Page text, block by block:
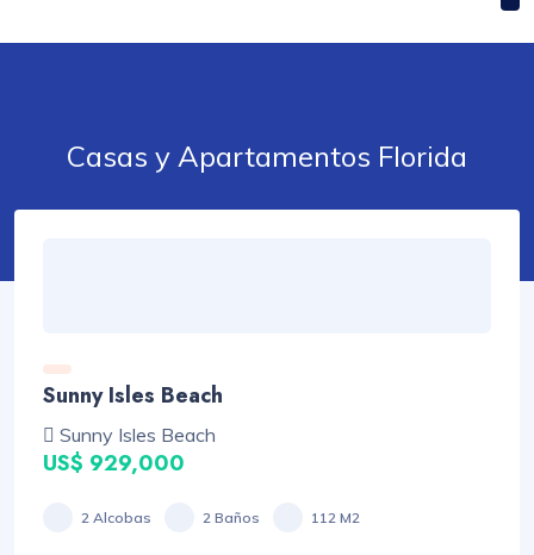
Casas y Apartamentos Florida
Sunny Isles Beach
Sunny Isles Beach
US$ 929,000
2 Alcobas 2 Baños 112 M2